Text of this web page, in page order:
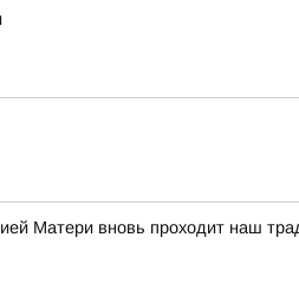
Матери вновь проходит наш